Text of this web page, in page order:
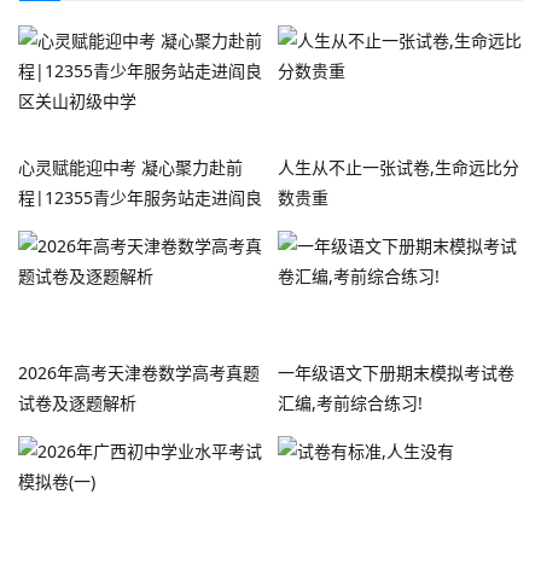
心灵赋能迎中考 凝心聚力赴前
程|12355青少年服务站走进阎良
区关山初级中学
人生从不止一张试卷,生命远比分
数贵重
2026年高考天津卷数学高考真题
试卷及逐题解析
一年级语文下册期末模拟考试卷
汇编,考前综合练习!